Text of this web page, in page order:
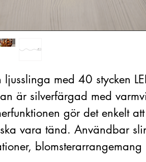
ljusslinga med 40 stycken
är silverfärgad med
gör det enkelt
vara tänd. Användbar
blomsterarrangemang